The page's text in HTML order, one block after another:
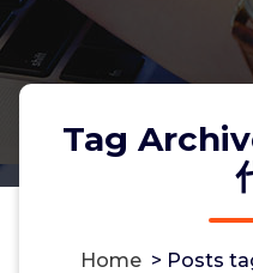
Tag
Home > Posts